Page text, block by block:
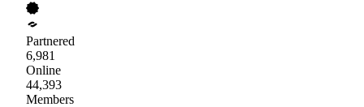
Partnered
6,981
Online
44,393
Members